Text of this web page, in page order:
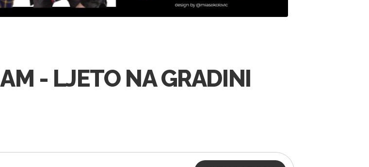
- LJETO NA GRADINI